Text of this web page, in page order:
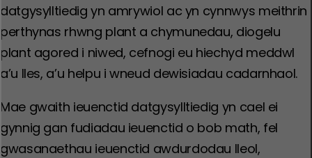
datgysylltiedig yn amrywiol ac yn cynnwys meithrin
perthynas rhwng plant a chymunedau, diogelu
plant agored i niwed, cefnogi eu hiechyd meddwl
a’u lles, a’u helpu i wneud dewisiadau cadarnhaol.
Mae gwaith ieuenctid datgysylltiedig yn cael ei
gynnig gan fudiadau ieuenctid o bob math, fel
gwasanaethau ieuenctid awdurdodau lleol,